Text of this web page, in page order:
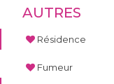
AUTRES
Résidence
Fumeur